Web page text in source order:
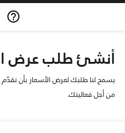
Skip To Content
أنشئ طلب عرض
يسمح لنا طلبك لعرض الأسعار بأن نقدّم
من أجل فعاليتك.